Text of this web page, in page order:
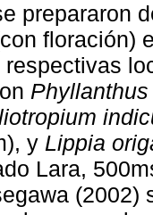
prepararon
floración)
y Lippia
Lara,